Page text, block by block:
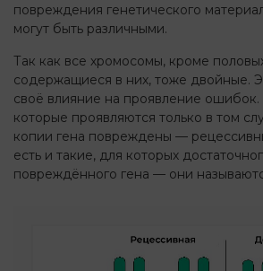
повреждения генетического
могут быть различными.
Так как все хромосомы, кроме
содержащиеся в них, тоже двойные.
своё влияние на проявление ошибок.
которые проявляются только в том
копии гена повреждены —
есть и такие, для которых
повреждённого гена — они